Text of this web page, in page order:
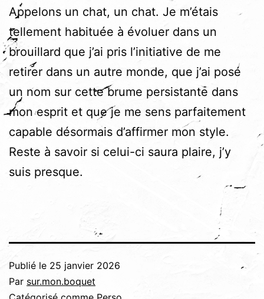
Appelons un chat, un chat. Je m’étais
tellement habituée à évoluer dans un
brouillard que j’ai pris l’initiative de me
retirer dans un autre monde, que j’ai posé
un nom sur cette brume persistante dans
mon esprit et que je me sens parfaitement
capable désormais d’affirmer mon style.
Reste à savoir si celui-ci saura plaire, j’y
suis presque.
Publié le 25 janvier 2026
Par sur.mon.boquet